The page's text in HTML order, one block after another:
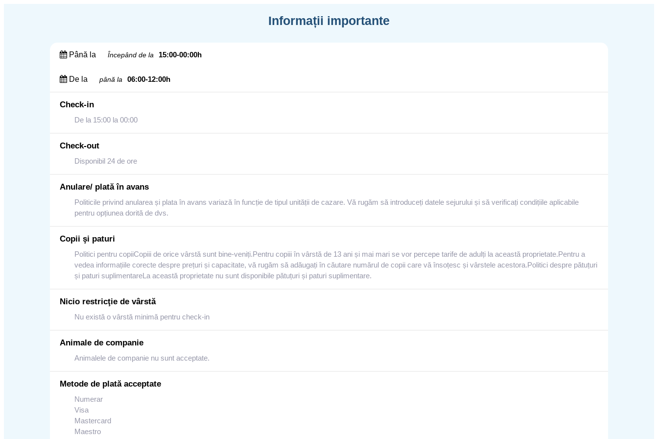
Informații importante
Până la Începând de la 15:00-00:00h
De la până la 06:00-12:00h
Check-in
De la 15:00 la 00:00
Check-out
Disponibil 24 de ore
Anulare/ plată în avans
Politicile privind anularea și plata în avans variază în funcție de tipul unității de cazare. Vă rugăm să introduceți datele sejurului și să verificați condițiile aplicabile
pentru opțiunea dorită de dvs.
Copii şi paturi
Politici pentru copiiCopiii de orice vârstă sunt bine-veniți.Pentru copiii în vârstă de 13 ani și mai mari se vor percepe tarife de adulți la această proprietate.Pentru a
vedea informațiile corecte despre prețuri și capacitate, vă rugăm să adăugați în căutare numărul de copii care vă însoțesc și vârstele acestora.Politici despre pătuțuri
și paturi suplimentareLa această proprietate nu sunt disponibile pătuțuri și paturi suplimentare.
Nicio restricţie de vârstă
Nu există o vârstă minimă pentru check-in
Animale de companie
Animalele de companie nu sunt acceptate.
Metode de plată acceptate
Numerar
Visa
Mastercard
Maestro